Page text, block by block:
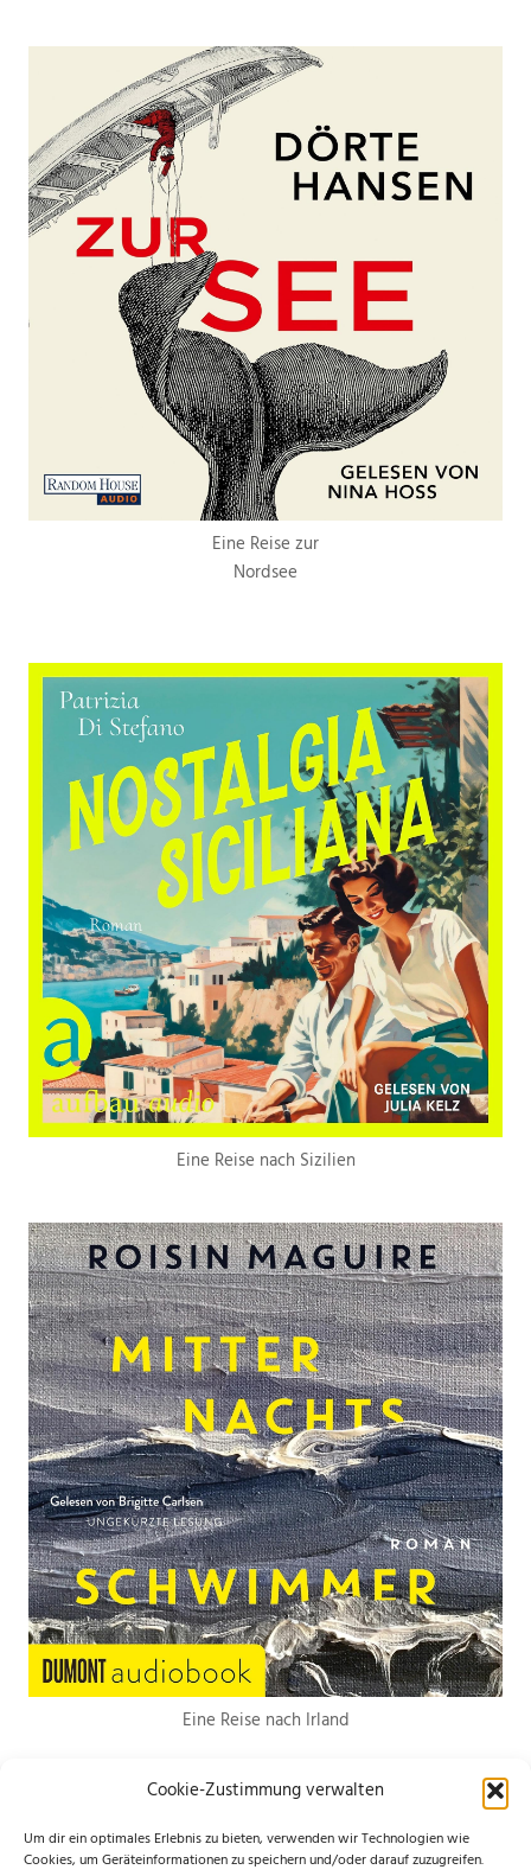
Cookie-Zustimmung verwalten
Um dir ein optimales Erlebnis zu bieten, verwenden wir Technologien wie
Cookies, um Geräteinformationen zu speichern und/oder darauf zuzugreifen.
Eine Reise zur
Nordsee
Eine Reise nach Sizilien
Eine Reise nach Irland